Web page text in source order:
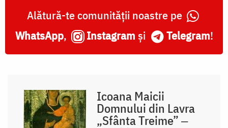
Alătură-te comunității noastre pe
WhatsApp, Instagram și Telegram!
Icoana Maicii
Domnului din Lavra
„Sfânta Treime” ‒